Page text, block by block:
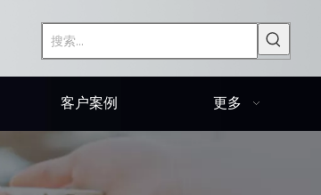
客户案例 更多